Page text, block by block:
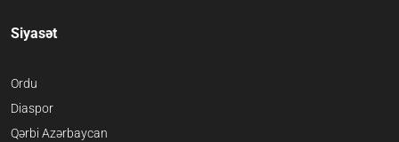
Siyasət
Ordu
Diaspor
Qərbi Azərbaycan